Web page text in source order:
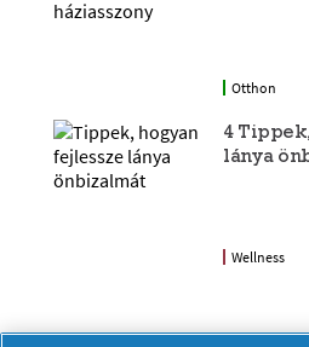
Otthon
4
lánya
Wellness